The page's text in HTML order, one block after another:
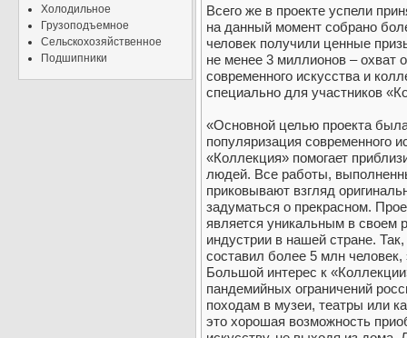
Холодильное
Грузоподъемное
Сельскохозяйственное
Подшипники
Всего же в проекте успели
на данный момент собрано
человек получили ценные
не менее 3 миллионов – охват
современного искусства и
специально для участников
«Основной целью проекта
популяризация современного
«Коллекция» помогает
людей. Все работы,
приковывают взгляд
задуматься о прекрасном.
является уникальным в своем
индустрии в нашей стране.
составил более 5 млн
Большой интерес к
пандемийных ограничений
походам в музеи, театры или
это хорошая возможность